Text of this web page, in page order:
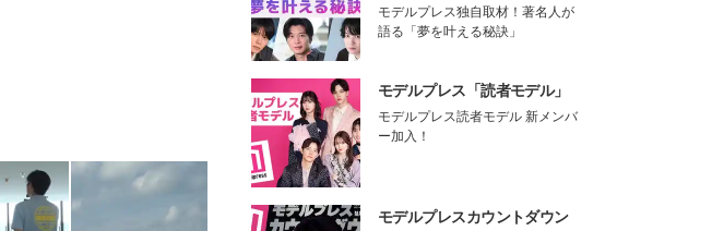
モデルプレス独自取材！著名人が
語る「夢を叶える秘訣」
モデルプレス「読者モデル」
モデルプレス読者モデル 新メンバ
ー加入！
モデルプレスカウントダウン